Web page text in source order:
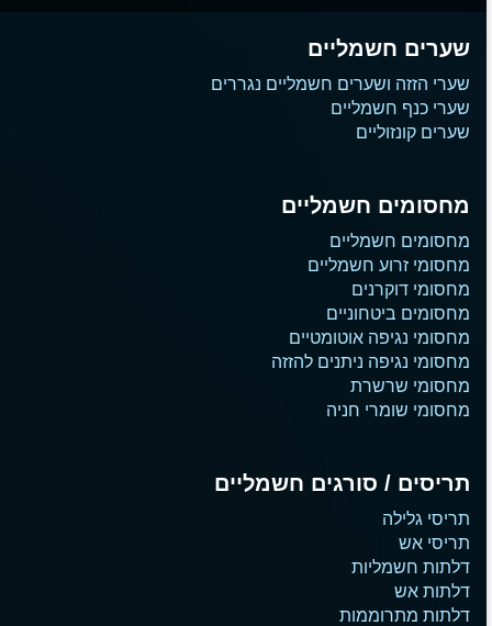
שערים חשמליים
שערי הזזה ושערים חשמליים נגררים
שערי כנף חשמליים
שערים קונזוליים
מחסומים חשמליים
מחסומים חשמליים
מחסומי זרוע חשמליים
מחסומי דוקרנים
מחסומים ביטחוניים
מחסומי נגיפה אוטומטיים
מחסומי נגיפה ניתנים להזזה
מחסומי שרשרת
מחסומי שומרי חניה
תריסים / סורגים חשמליים
תריסי גלילה
תריסי אש
דלתות חשמליות
דלתות אש
דלתות מתרוממות